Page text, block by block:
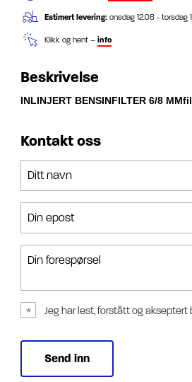
Estimert levering: onsdag 12.08 - torsdag
Klikk og hent – info
Beskrivelse
INLINJERT BENSINFILTER 6/8
Kontakt oss
Ditt navn
Din epost
Din forespørsel
Jeg har lest, forstått og akseptert